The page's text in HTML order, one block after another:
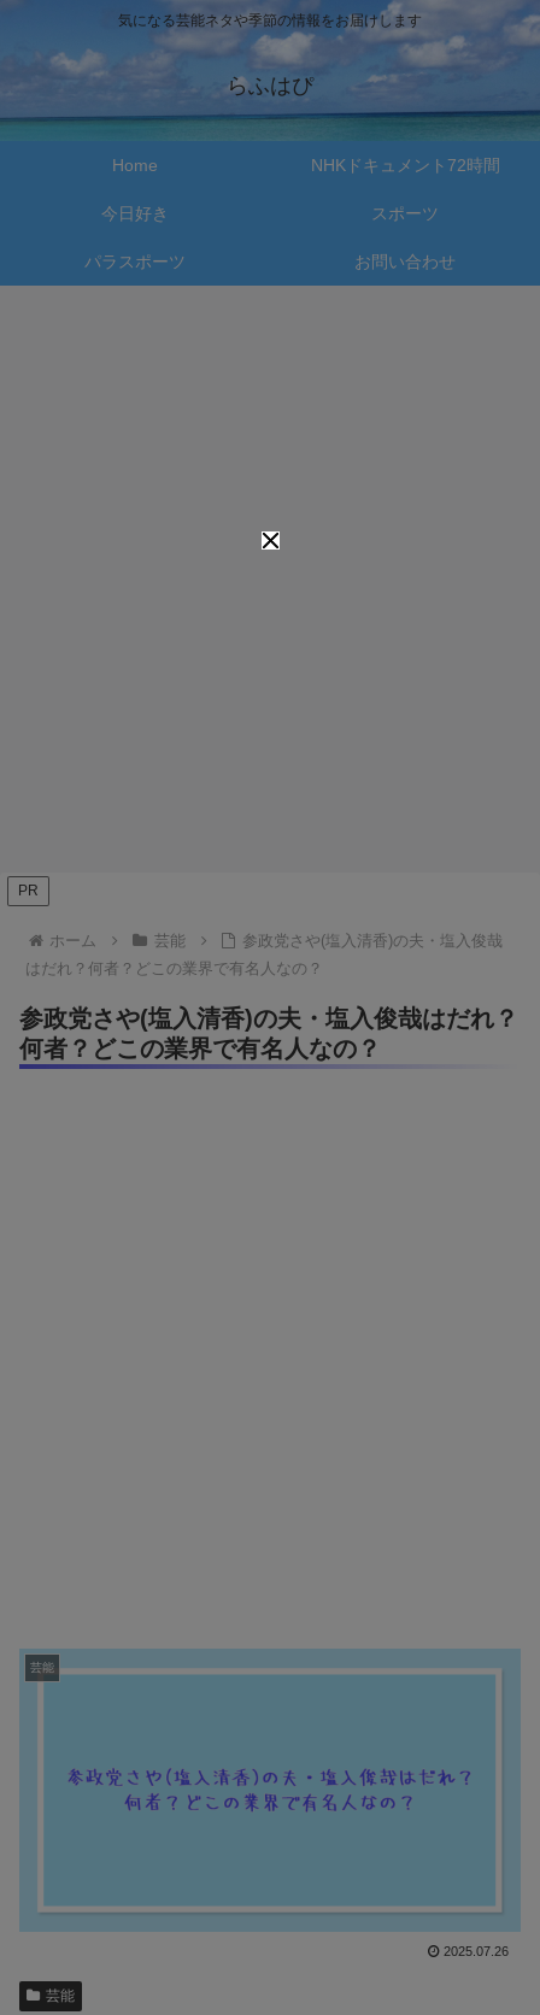
気になる芸能ネタや季節の情報をお届けします
らふはぴ
Home NHKドキュメント72時間
今日好き スポーツ
パラスポーツ お問い合わせ
PR
ホーム 芸能
参政党さや(塩入清香)の夫・塩入俊哉
はだれ？何者？どこの業界で有名人なの？
参政党さや(塩入清香)の夫・塩入俊哉はだれ？
何者？どこの業界で有名人なの？
芸能
2025.07.26
芸能